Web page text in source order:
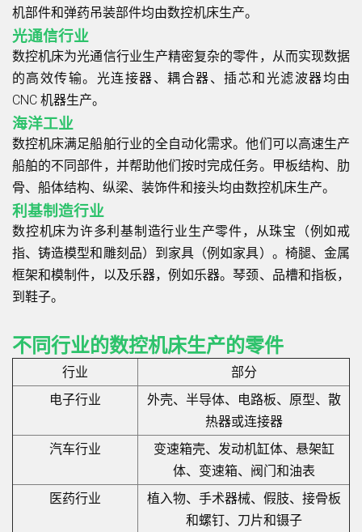
机部件和弹药吊装部件均由数控机床生产。
光通信行业
数控机床为光通信行业生产精密复杂的零件，从而实现数据
的高效传输。光连接器、耦合器、插芯和光滤波器均由
CNC 机器生产。
海洋工业
数控机床满足船舶行业的全自动化需求。他们可以高速生产
船舶的不同部件，并帮助他们按时完成任务。甲板结构、肋
骨、船体结构、纵梁、装饰件和接头均由数控机床生产。
利基制造行业
数控机床为许多利基制造行业生产零件，从珠宝（例如戒
指、铸造模型和雕刻品）到家具（例如家具）。椅腿、金属
框架和模制件，以及乐器，例如乐器。琴颈、品槽和指板，
到鞋子。
不同行业的数控机床生产的零件
行业
部分
电子行业
外壳、半导体、电路板、原型、散
热器或连接器
汽车行业
变速箱壳、发动机缸体、悬架缸
体、变速箱、阀门和油表
医药行业
植入物、手术器械、假肢、接骨板
和螺钉、刀片和镊子